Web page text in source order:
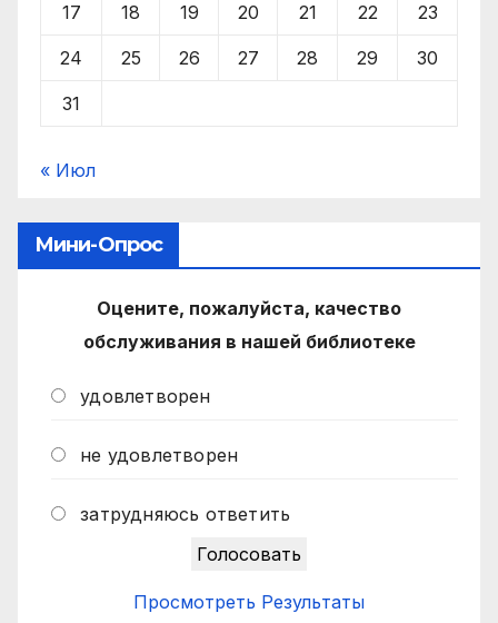
17 18 19 20 21 22 23
24 25 26 27 28 29 30
31
« Июл
Мини-Опрос
Оцените, пожалуйста, качество
обслуживания в нашей библиотеке
удовлетворен
не удовлетворен
затрудняюсь ответить
Просмотреть Результаты